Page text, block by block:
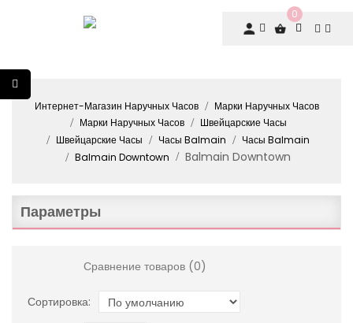
0
Интернет-Магазин Наручных Часов
Марки Наручных Часов
Марки Наручных Часов
Швейцарские Часы
Швейцарские Часы
Часы Balmain
Часы Balmain
Balmain Downtown
Balmain Downtown
Параметры
Сравнение товаров (0)
Сортировка: